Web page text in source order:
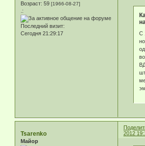
Возраст: 59 [1966-08-27]
.:
Последний визит:
Сегодня 21:29:17
С
2012
Tsarenko
Майор